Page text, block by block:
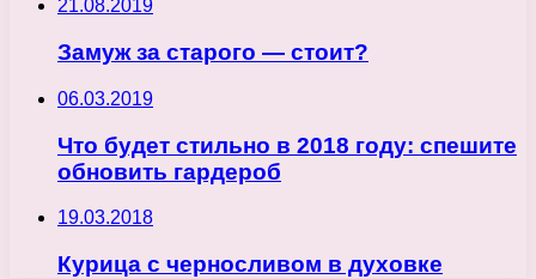
21.08.2019
Замуж за старого — стоит?
06.03.2019
Что будет стильно в 2018 году: спешите
обновить гардероб
19.03.2018
Курица с черносливом в духовке